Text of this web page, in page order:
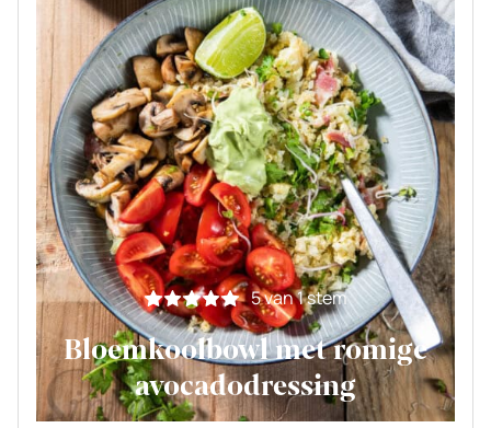
5van 1 stem
Bloemkoolbowl met romige
avocadodressing